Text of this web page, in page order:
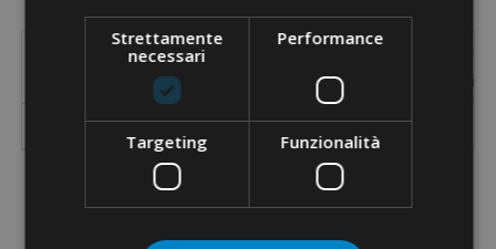
Descrizione
Cavo Cu/Al
[mm²]
[mm]
tranciacavi 18 max 120 370
Strettamente
necessari
Performance
Targeting Funzionalità